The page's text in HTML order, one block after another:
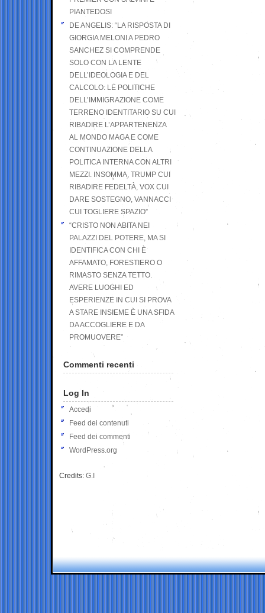
PIANTEDOSI
DE ANGELIS: “LA RISPOSTA DI
GIORGIA MELONI A PEDRO
SANCHEZ SI COMPRENDE
SOLO CON LA LENTE
DELL’IDEOLOGIA E DEL
CALCOLO: LE POLITICHE
DELL’IMMIGRAZIONE COME
TERRENO IDENTITARIO SU CUI
RIBADIRE L’APPARTENENZA
AL MONDO MAGA E COME
CONTINUAZIONE DELLA
POLITICA INTERNA CON ALTRI
MEZZI. INSOMMA, TRUMP CUI
RIBADIRE FEDELTÀ, VOX CUI
DARE SOSTEGNO, VANNACCI
CUI TOGLIERE SPAZIO”
“CRISTO NON ABITA NEI
PALAZZI DEL POTERE, MA SI
IDENTIFICA CON CHI È
AFFAMATO, FORESTIERO O
RIMASTO SENZA TETTO.
AVERE LUOGHI ED
ESPERIENZE IN CUI SI PROVA
A STARE INSIEME È UNA SFIDA
DA ACCOGLIERE E DA
PROMUOVERE”
Commenti recenti
Log In
Accedi
Feed dei contenuti
Feed dei commenti
WordPress.org
Credits: G.I